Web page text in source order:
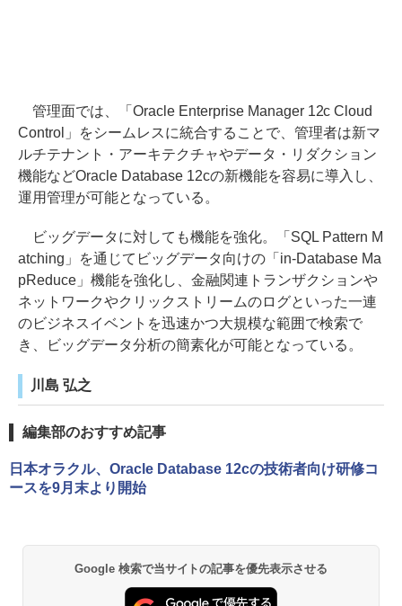
管理面では、「Oracle Enterprise Manager 12c Cloud
Control」をシームレスに統合することで、管理者は新マ
ルチテナント・アーキテクチャやデータ・リダクション
機能などOracle Database 12cの新機能を容易に導入し、
運用管理が可能となっている。
ビッグデータに対しても機能を強化。「SQL Pattern M
atching」を通じてビッグデータ向けの「in-Database Ma
pReduce」機能を強化し、金融関連トランザクションや
ネットワークやクリックストリームのログといった一連
のビジネスイベントを迅速かつ大規模な範囲で検索で
き、ビッグデータ分析の簡素化が可能となっている。
川島 弘之
編集部のおすすめ記事
日本オラクル、Oracle Database 12cの技術者向け研修コ
ースを9月末より開始
Google 検索で当サイトの記事を優先表示させる